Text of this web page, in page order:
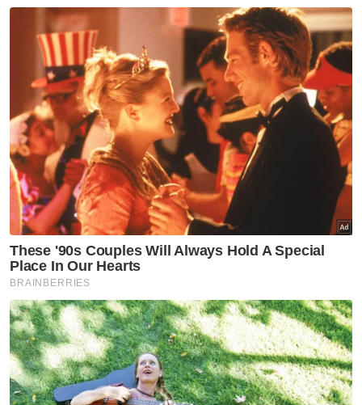
Dalam pada itu, WTCKL berkata,
pengiktirafan tersebut meletakkan beliau
sebaris dengan nama-nama besar dalam
industri yang turut menerima anugerah
dalam majlis itu antaranya, Ketua Pegawai
Eksekutif Malaysia International Trade and
Exhibition Centre, Mala Dorasamy dan
Pengurus Besar Sama-Sama Hotel Kuala
Lumpur, Sundra Kulendra.
“Usaha beliau yang menerapkan teknologi
dan inovasi telah membolehkan WTCKL
berkembang lebih jauh dan
mempercepatkan pertumbuhan dalam
Acara Perniagaan (BE) dan industri
Mesyuarat, Insentif, Persidangan serta
Pameran (MICE).